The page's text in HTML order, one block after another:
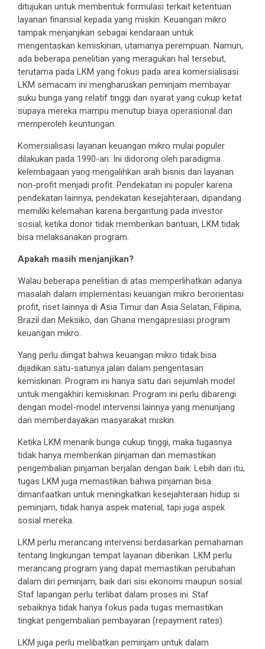
ditujukan untuk membentuk formulasi terkait ketentuan
layanan finansial kepada yang miskin. Keuangan mikro
tampak menjanjikan sebagai kendaraan untuk
mengentaskan kemiskinan, utamanya perempuan. Namun,
ada beberapa penelitian yang meragukan hal tersebut,
terutama pada LKM yang fokus pada area komersialisasi.
LKM semacam ini mengharuskan peminjam membayar
suku bunga yang relatif tinggi dan syarat yang cukup ketat
supaya mereka mampu menutup biaya operasional dan
memperoleh keuntungan.
Komersialisasi layanan keuangan mikro mulai populer
dilakukan pada 1990-an. Ini didorong oleh paradigma
kelembagaan yang mengalihkan arah bisnis dari layanan
non-profit menjadi profit. Pendekatan ini populer karena
pendekatan lainnya, pendekatan kesejahteraan, dipandang
memiliki kelemahan karena bergantung pada investor
sosial; ketika donor tidak memberikan bantuan, LKM tidak
bisa melaksanakan program.
Apakah masih menjanjikan?
Walau beberapa penelitian di atas memperlihatkan adanya
masalah dalam implementasi keuangan mikro berorientasi
profit, riset lainnya di Asia Timur dan Asia Selatan, Filipina,
Brazil dan Meksiko, dan Ghana mengapresiasi program
keuangan mikro.
Yang perlu diingat bahwa keuangan mikro tidak bisa
dijadikan satu-satunya jalan dalam pengentasan
kemiskinan. Program ini hanya satu dari sejumlah model
untuk mengakhiri kemiskinan. Program ini perlu dibarengi
dengan model-model intervensi lainnya yang menunjang
dan memberdayakan masyarakat miskin.
Ketika LKM menarik bunga cukup tinggi, maka tugasnya
tidak hanya memberikan pinjaman dan memastikan
pengembalian pinjaman berjalan dengan baik. Lebih dari itu,
tugas LKM juga memastikan bahwa pinjaman bisa
dimanfaatkan untuk meningkatkan kesejahteraan hidup si
peminjam, tidak hanya aspek material, tapi juga aspek
sosial mereka.
LKM perlu merancang intervensi berdasarkan pemahaman
tentang lingkungan tempat layanan diberikan. LKM perlu
merancang program yang dapat memastikan perubahan
dalam diri peminjam, baik dari sisi ekonomi maupun sosial.
Staf lapangan perlu terlibat dalam proses ini. Staf
sebaiknya tidak hanya fokus pada tugas memastikan
tingkat pengembalian pembayaran (repayment rates).
LKM juga perlu melibatkan peminjam untuk dalam